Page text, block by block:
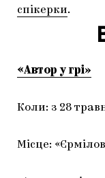
спікерки.
«Автор у грі»
Коли: з 28
Місце: